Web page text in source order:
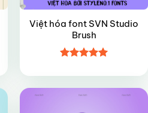
Việt hóa font SVN Studio
Brush
hạng55
sao